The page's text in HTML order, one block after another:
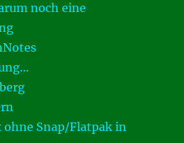
noch eine
Snap/Flatpak in